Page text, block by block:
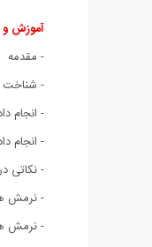
آموزش
- مقدمه
- شناخت
- انجام
- انجام
- نکاتی
- نرمش
- نرمش